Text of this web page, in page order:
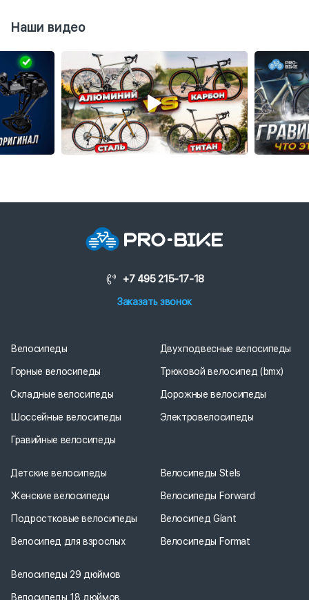
Наши видео
+7 495 215-17-18
Заказать звонок
Велосипеды
Горные велосипеды
Складные велосипеды
Шоссейные велосипеды
Гравийные велосипеды
Двухподвесные велосипеды
Трюковой велосипед (bmx)
Дорожные велосипеды
Электровелосипеды
Детские велосипеды
Женские велосипеды
Подростковые велосипеды
Велосипед для взрослых
Велосипеды Stels
Велосипеды Forward
Велосипед Giant
Велосипеды Format
Велосипеды 29 дюймов
Велосипеды 18 дюймов